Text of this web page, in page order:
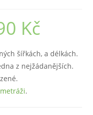
KčRozpětí
6.190 Kč
šířkách, a délkách.
z nejžádanějších.
.